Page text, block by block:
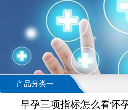
产品分类一
早孕三项指标怎么看怀